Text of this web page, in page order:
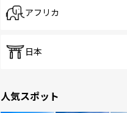
アフリカ
日本
人気スポット